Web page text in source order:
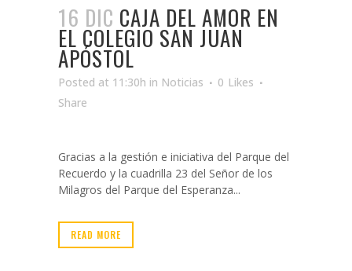
16 DIC CAJA DEL AMOR EN
EL COLEGIO SAN JUAN
APÓSTOL
Posted at 11:30h in Noticias 0 Likes
Share
Gracias a la gestión e iniciativa del Parque del
Recuerdo y la cuadrilla 23 del Señor de los
Milagros del Parque del Esperanza...
READ MORE